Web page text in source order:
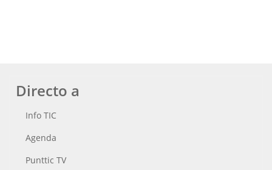
Directo a
Info TIC
Agenda
Punttic TV